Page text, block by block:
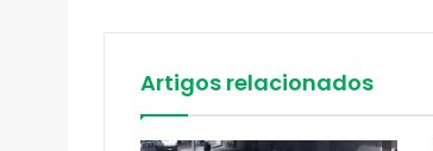
Artigos relacionados